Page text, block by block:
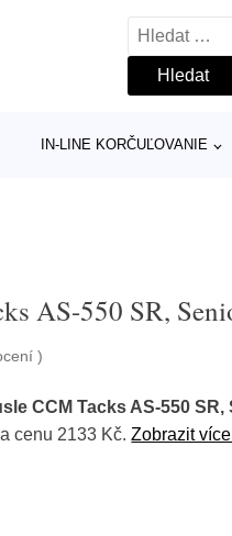
Vyhledávání
IN-LINE KORČUĽOVANIE
AS-550 SR,
)
CCM Tacks AS-550 SR,
cenu 2133 Kč.Zobrazit